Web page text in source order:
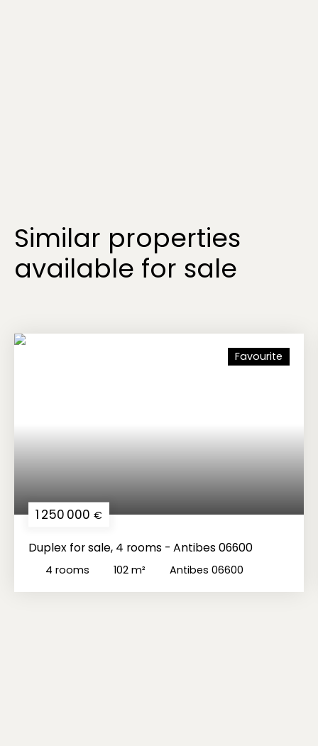
Similar properties
available for sale
Favourite
1 250 000 €
Duplex for sale, 4 rooms - Antibes 06600
4 rooms 102 m² Antibes 06600